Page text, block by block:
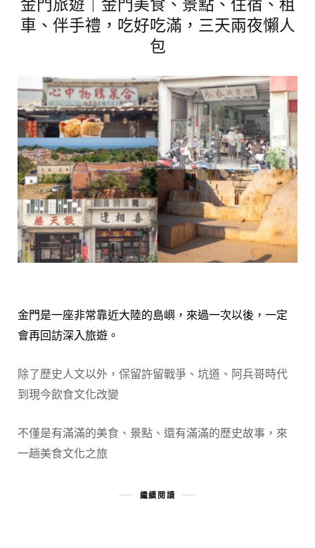
車、伴手禮，吃好吃滿，三天兩夜懶人
包
金門是一座非常靠近大陸的島嶼，來過一次以後，一定
會再回訪深入旅遊。
除了歷史人文以外，保留許留戰爭、坑道、阿兵哥時代
到現今飲食文化改變
不僅是有滿滿的美食、景點、還有滿滿的歷史故事，來
一趟美食文化之旅
繼續閱讀